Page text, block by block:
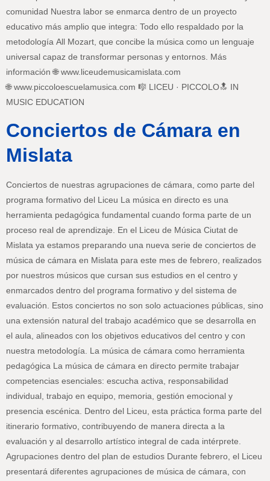
comunidad Nuestra labor se enmarca dentro de un proyecto
educativo más amplio que integra: Todo ello respaldado por la
metodología All Mozart, que concibe la música como un lenguaje
universal capaz de transformar personas y entornos. Más
información 🌐 www.liceudemusicamislata.com
🌐 www.piccoloescuelamusica.com 🎼 LICEU · PICCOLO🔝 IN
MUSIC EDUCATION
Conciertos de Cámara en
Mislata
Conciertos de nuestras agrupaciones de cámara, como parte del
programa formativo del Liceu La música en directo es una
herramienta pedagógica fundamental cuando forma parte de un
proceso real de aprendizaje. En el Liceu de Música Ciutat de
Mislata ya estamos preparando una nueva serie de conciertos de
música de cámara en Mislata para este mes de febrero, realizados
por nuestros músicos que cursan sus estudios en el centro y
enmarcados dentro del programa formativo y del sistema de
evaluación. Estos conciertos no son solo actuaciones públicas, sino
una extensión natural del trabajo académico que se desarrolla en
el aula, alineados con los objetivos educativos del centro y con
nuestra metodología. La música de cámara como herramienta
pedagógica La música de cámara en directo permite trabajar
competencias esenciales: escucha activa, responsabilidad
individual, trabajo en equipo, memoria, gestión emocional y
presencia escénica. Dentro del Liceu, esta práctica forma parte del
itinerario formativo, contribuyendo de manera directa a la
evaluación y al desarrollo artístico integral de cada intérprete.
Agrupaciones dentro del plan de estudios Durante febrero, el Liceu
presentará diferentes agrupaciones de música de cámara, con